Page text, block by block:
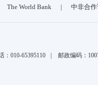
The World Bank | 中非合
：010-65395110
邮政编码：